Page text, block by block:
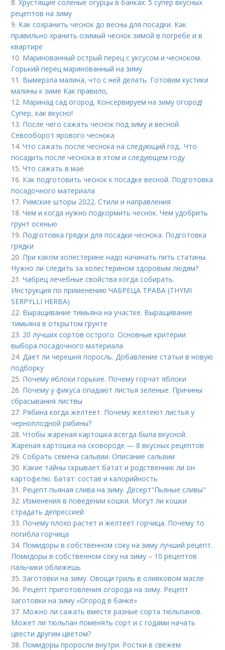
8.Хрустящие соленые огурцы в банках: 5 супер вкусных
рецептов на зиму
9. Как сохранить чеснок до весны для посадки. Как
правильно хранить озимый чеснок зимой в погребе и в
квартире
10. Маринованный острый перец с уксусом и чесноком.
Горький перец маринованный на зиму
11. Вымерзла малина, что с ней делать. Готовим кустики
малины к зиме Как правило,
12. Маринад сад огород. Консервируем на зиму огород!
Супер, как вкусно!
13. После чего сажать чеснок под зиму и весной.
Севооборот ярового чеснока
14.Что сажать после чеснока на следующий год.. Что
посадить после чеснока в этом и следующем году
15.Что сажать в мае
16. Как подготовить чеснок к посадке весной. Подготовка
посадочного материала
17. Римские шторы 2022. Стили и направления
18.Чем и когда нужно подкормить чеснок. Чем удобрить
грунт осенью
19. Подготовка грядки для посадки чеснока. Подготовка
грядки
20. При каком холестерине надо начинать пить статины.
Нужно ли следить за холестерином здоровым людям?
21.Чабрец лечебные свойства когда собирать.
Инструкция по применению ЧАБРЕЦА ТРАВА (THYMI
SERPYLLI HERBA)
22. Выращивание тимьяна на участке. Выращивание
тимьяна в открытом грунте
23. 20 лучших сортов острого. Основные критерии
выбора посадочного материала
24. Дает ли черешня поросль. Добавление статьи в новую
подборку
25. Почему яблоки горькие. Почему горчат яблоки
26. Почему у фикуса опадают листья зеленые. Причины
сбрасывания листвы
27. Рябина когда желтеет. Почему желтеют листья у
черноплодной рябины?
28.Чтобы жареная картошка всегда была вкусной.
Жареная картошка на сковороде — 8 вкусных рецептов
29.Собрать семена сальвии. Описание сальвии
30. Какие тайны скрывает батат и родственник ли он
картофелю. Батат: состав и калорийность
31. Рецепт пьяная слива на зиму. Десерт"Пьяные сливы"
32. Изменения в поведении кошки. Могут ли кошки
страдать депрессией
33. Почему плохо растет и желтеет горчица. Почему то
погибла горчица
34. Помидоры в собственном соку на зиму лучший рецепт.
Помидоры в собственном соку на зиму – 10 рецептов
пальчики оближешь
35.Заготовки на зиму. Овощи гриль в оливковом масле
36. Рецепт приготовления огорода на зиму. Рецепт
заготовки на зиму «Огород в банке»
37. Можно ли сажать вместе разные сорта тюльпанов.
Может ли тюльпан поменять сорт и с годами начать
цвести другим цветом?
38. Помидоры проросли внутри. Ростки в свежем